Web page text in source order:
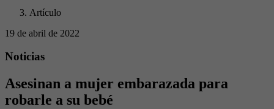
Artículo
19 de abril de 2022
Noticias
Asesinan a mujer embarazada para
robarle a su bebé